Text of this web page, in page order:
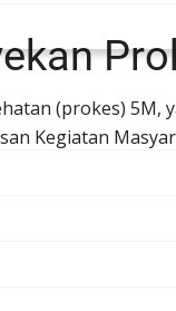
(prokes) 5M,
Kegiatan